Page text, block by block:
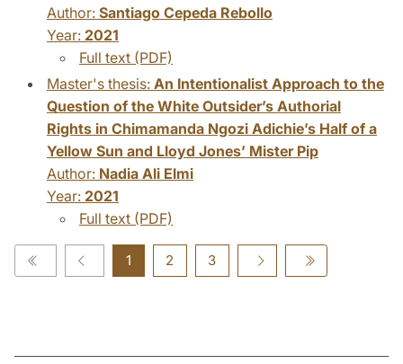
Author: Santiago Cepeda Rebollo
Year: 2021
Full text (PDF)
Master's thesis: An Intentionalist Approach to the
Question of the White Outsider’s Authorial
Rights in Chimamanda Ngozi Adichie’s Half of a
Yellow Sun and Lloyd Jones’ Mister Pip
Author: Nadia Ali Elmi
Year: 2021
Full text (PDF)
1 2 3